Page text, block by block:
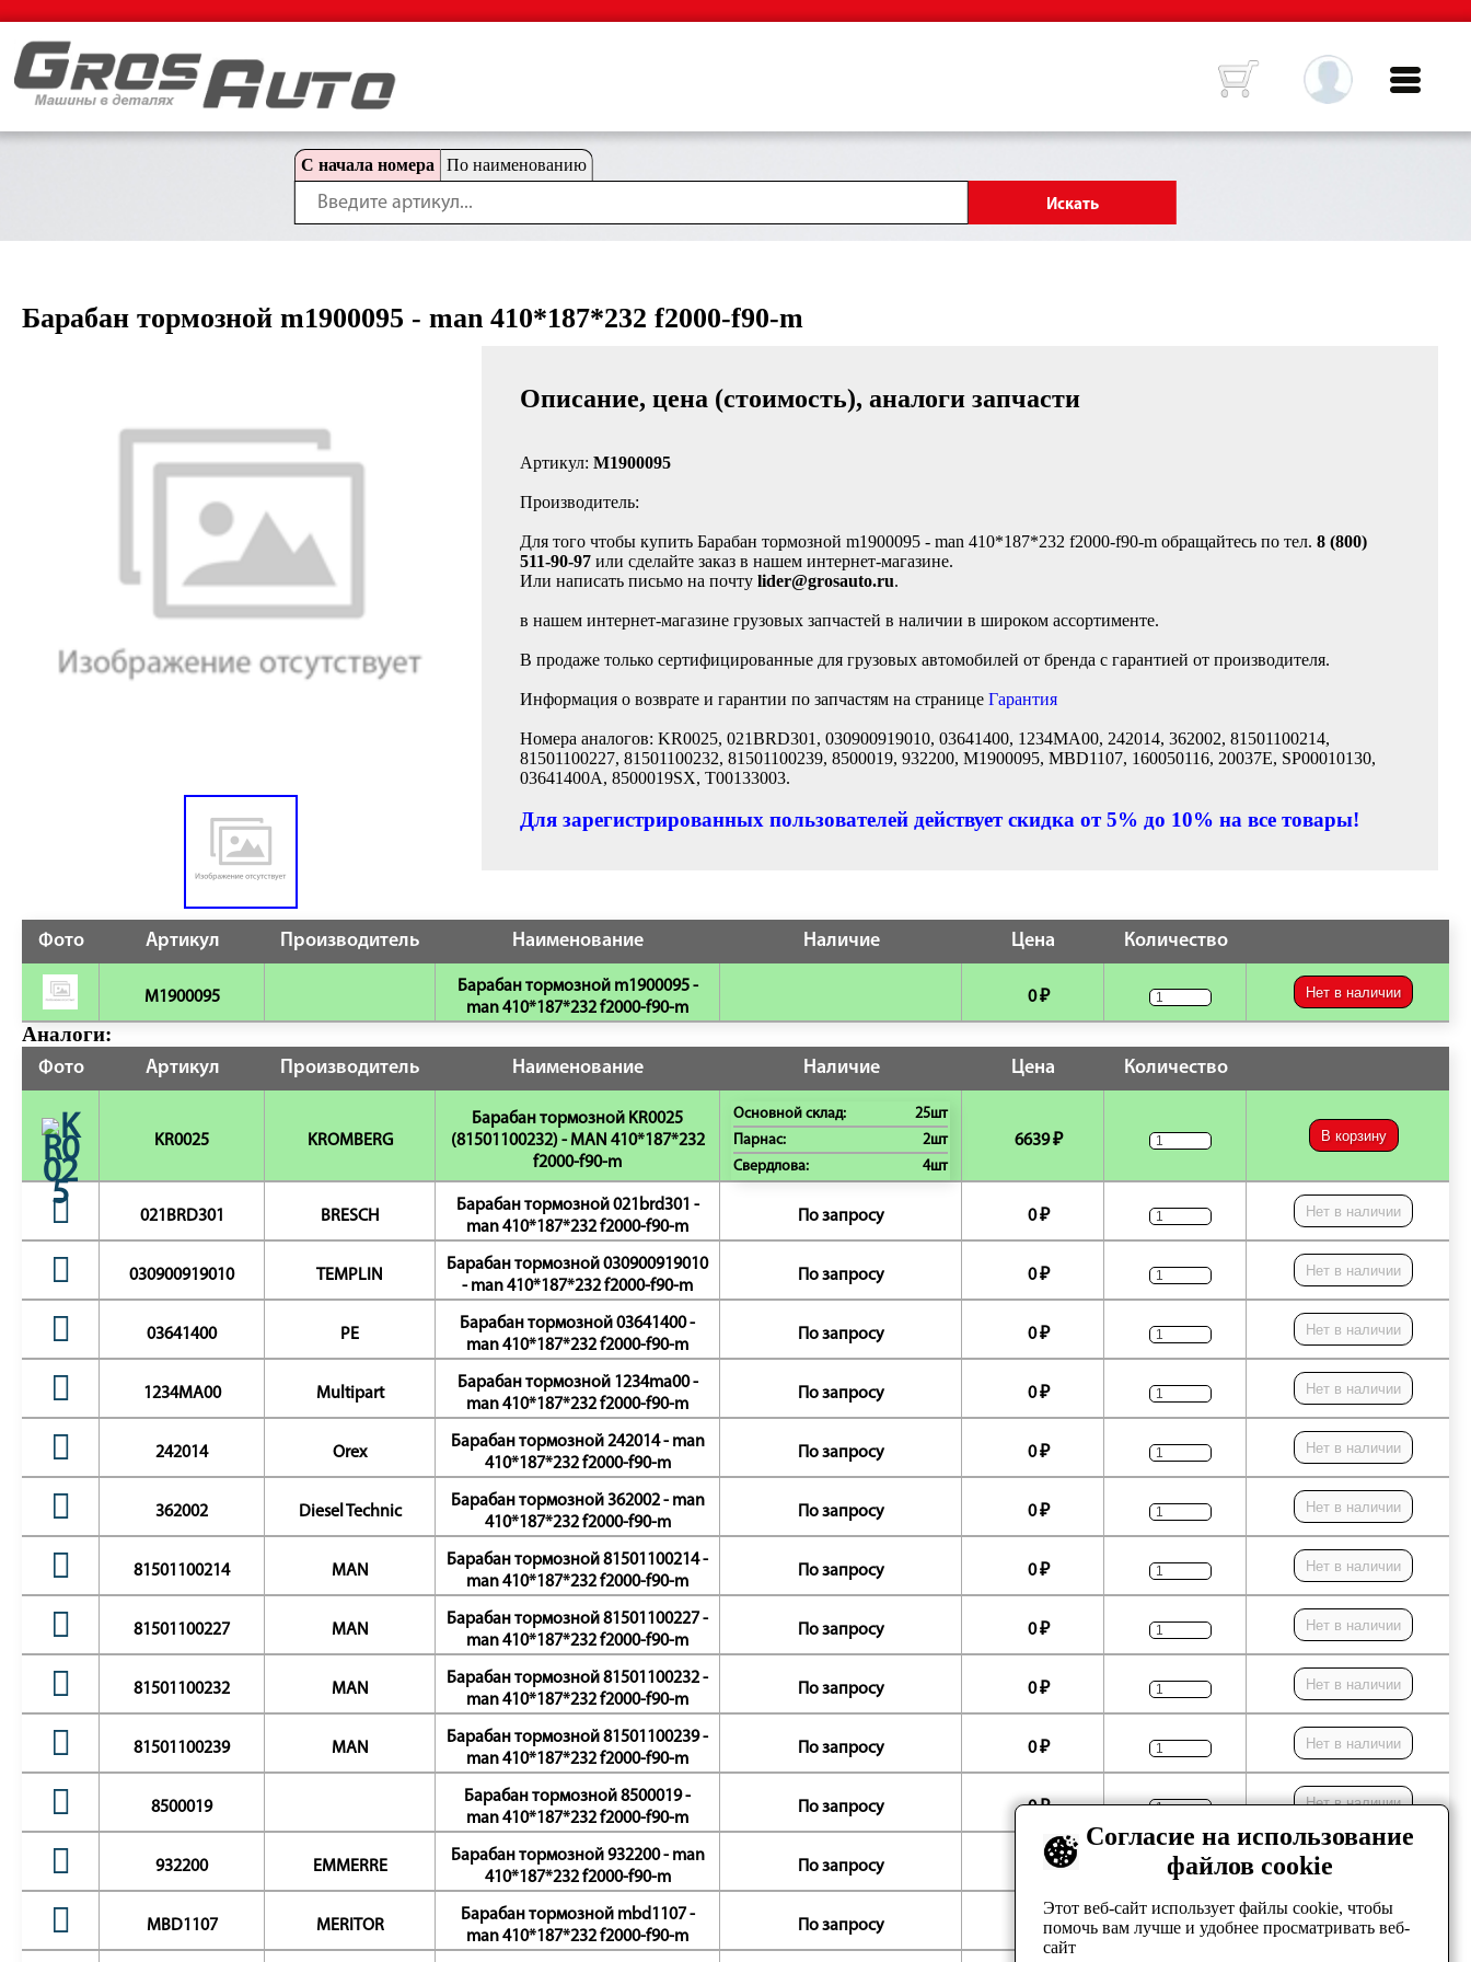
С начала номера По наименованию
Барабан тормозной m1900095 - man 410*187*232 f2000-f90-m
Описание, цена (стоимость), аналоги запчасти
Артикул: M1900095
Производитель:
Для того чтобы купить Барабан тормозной m1900095 - man 410*187*232 f2000-f90-m обращайтесь по тел. 8 (800)
511-90-97 или сделайте заказ в нашем интернет-магазине.
Или написать письмо на почту lider@grosauto.ru.
в нашем интернет-магазине грузовых запчастей в наличии в широком ассортименте.
В продаже только сертифицированные для грузовых автомобилей от бренда с гарантией от производителя.
Информация о возврате и гарантии по запчастям на странице Гарантия
Номера аналогов: KR0025, 021BRD301, 030900919010, 03641400, 1234MA00, 242014, 362002, 81501100214,
81501100227, 81501100232, 81501100239, 8500019, 932200, M1900095, MBD1107, 160050116, 20037E, SP00010130,
03641400A, 8500019SX, T00133003.
Для зарегистрированных пользователей действует скидка от 5% до 10% на все товары!
Фото Артикул Производитель Наименование Наличие Цена Количество
M1900095
Барабан тормозной m1900095 -
man 410*187*232 f2000-f90-m
0 ₽ Нет в наличии
Аналоги:
Фото Артикул Производитель Наименование Наличие Цена Количество
KR0025 KROMBERG
Барабан тормозной KR0025
(81501100232) - MAN 410*187*232
f2000-f90-m
Основной склад:
25шт
Парнас:
2шт
Свердлова:
4шт
6639 ₽ В корзину
021BRD301 BRESCH
Барабан тормозной 021brd301 -
man 410*187*232 f2000-f90-m
По запросу 0 ₽ Нет в наличии
030900919010 TEMPLIN
Барабан тормозной 030900919010
- man 410*187*232 f2000-f90-m
По запросу 0 ₽ Нет в наличии
03641400 PE
Барабан тормозной 03641400 -
man 410*187*232 f2000-f90-m
По запросу 0 ₽ Нет в наличии
1234MA00 Multipart
Барабан тормозной 1234ma00 -
man 410*187*232 f2000-f90-m
По запросу 0 ₽ Нет в наличии
242014 Orex
Барабан тормозной 242014 - man
410*187*232 f2000-f90-m
По запросу 0 ₽ Нет в наличии
362002 Diesel Technic
Барабан тормозной 362002 - man
410*187*232 f2000-f90-m
По запросу 0 ₽ Нет в наличии
81501100214 MAN
Барабан тормозной 81501100214 -
man 410*187*232 f2000-f90-m
По запросу 0 ₽ Нет в наличии
81501100227 MAN
Барабан тормозной 81501100227 -
man 410*187*232 f2000-f90-m
По запросу 0 ₽ Нет в наличии
81501100232 MAN
Барабан тормозной 81501100232 -
man 410*187*232 f2000-f90-m
По запросу 0 ₽ Нет в наличии
81501100239 MAN
Барабан тормозной 81501100239 -
man 410*187*232 f2000-f90-m
По запросу 0 ₽ Нет в наличии
8500019
Барабан тормозной 8500019 -
man 410*187*232 f2000-f90-m
По запросу 0 ₽ Нет в наличии
932200 EMMERRE
Барабан тормозной 932200 - man
410*187*232 f2000-f90-m
По запросу 0 ₽ Нет в наличии
MBD1107 MERITOR
Барабан тормозной mbd1107 -
man 410*187*232 f2000-f90-m
По запросу 0 ₽ Нет в наличии
Согласие на использование
файлов cookie
Этот веб-сайт использует файлы cookie, чтобы
помочь вам лучше и удобнее просматривать веб-
сайт